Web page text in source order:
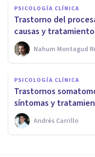
PSICOLOGÍA CLÍNICA
Trastorno del
causas y tratamiento
Nahum Montagud
PSICOLOGÍA CLÍNICA
Trastornos
síntomas y
Andrés Carrillo